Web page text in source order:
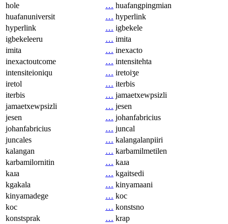
hole
… huafangpingmian
huafanuniversit
… hyperlink
hyperlink
… igbekele
igbekeleeru
… imita
imita
… inexacto
inexactoutcome
… intensitehta
intensiteioniqu
… iretoiʒe
iretol
… iterbis
iterbis
… jamaetxewpsizli
jamaetxewpsizli
… jesen
jesen
… johanfabricius
johanfabricius
… juncal
juncales
… kalangalanpiiri
kalangan
… karbamilmetilen
karbamilornitin
… kaɹa
kaɹa
… kgaitsedi
kgakala
… kinyamaani
kinyamadege
… koc
koc
… konstsno
konstsprak
… krap